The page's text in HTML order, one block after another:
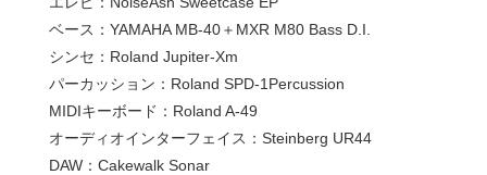
ベース：YAMAHA MB-40＋MXR M80 Bass D.I.
シンセ：Roland Jupiter-Xm
パーカッション：Roland SPD-1Percussion
MIDIキーボード：Roland A-49
オーディオインターフェイス：Steinberg UR44
DAW：Cakewalk Sonar